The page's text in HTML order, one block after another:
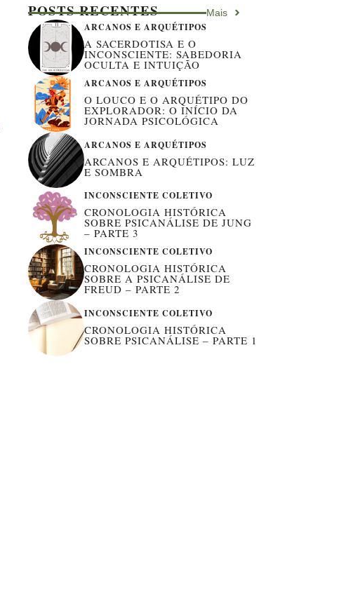
POSTS RECENTES Mais
ARCANOS E ARQUÉTIPOS
A SACERDOTISA E O
INCONSCIENTE: SABEDORIA
OCULTA E INTUIÇÃO
ARCANOS E ARQUÉTIPOS
O LOUCO E O ARQUÉTIPO DO
EXPLORADOR: O INÍCIO DA
JORNADA PSICOLÓGICA
ARCANOS E ARQUÉTIPOS
ARCANOS E ARQUÉTIPOS: LUZ
E SOMBRA
INCONSCIENTE COLETIVO
CRONOLOGIA HISTÓRICA
SOBRE PSICANÁLISE DE JUNG
– PARTE 3
INCONSCIENTE COLETIVO
CRONOLOGIA HISTÓRICA
SOBRE A PSICANÁLISE DE
FREUD – PARTE 2
INCONSCIENTE COLETIVO
CRONOLOGIA HISTÓRICA
SOBRE PSICANÁLISE – PARTE 1